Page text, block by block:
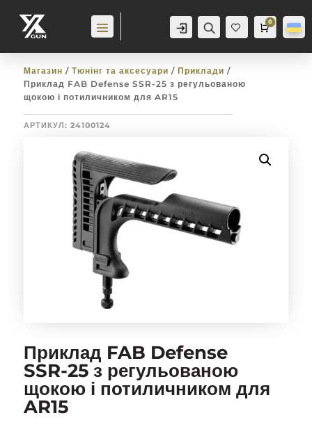
Аккаунт Пошук
Баж
анн
Cart
0
0,0грн
Магазин / Тюнінг та аксесуари / Приклади /
Приклад FAB Defense SSR-25 з регульованою
щокою і потиличником для AR15
АРТИКУЛ: 24100124
Приклад FAB Defense
SSR-25 з регульованою
щокою і потиличником для
AR15